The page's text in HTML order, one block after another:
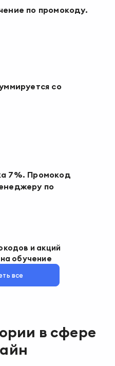
по промокоду.
со
7%. Промокод
по
и акций
обучение
все
в сфере